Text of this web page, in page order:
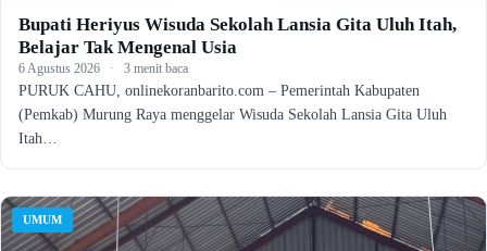
Bupati Heriyus Wisuda Sekolah Lansia Gita Uluh Itah,
Belajar Tak Mengenal Usia
6 Agustus 2026 · 3 menit baca
PURUK CAHU, onlinekoranbarito.com – Pemerintah Kabupaten
(Pemkab) Murung Raya menggelar Wisuda Sekolah Lansia Gita Uluh
Itah…
UMUM